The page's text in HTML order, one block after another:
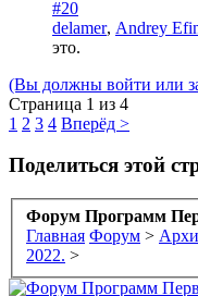
#20
delamer, Andrey
это.
(Вы должны войти или
Страница 1 из 4
1 2 3 4 Вперёд >
Поделиться этой
Форум Программ
Главная Форум >
2022. >